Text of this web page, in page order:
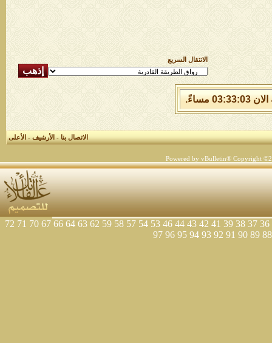
الانتقال السريع
الاتصال بنا-الأرشيف-الأعلى
Powered by vBulletin® Copyright
36
37
38
39
41
42
43
44
46
53
54
57
58
59
62
63
64
66
67
70
71
72
88
89
90
91
92
93
94
95
96
97